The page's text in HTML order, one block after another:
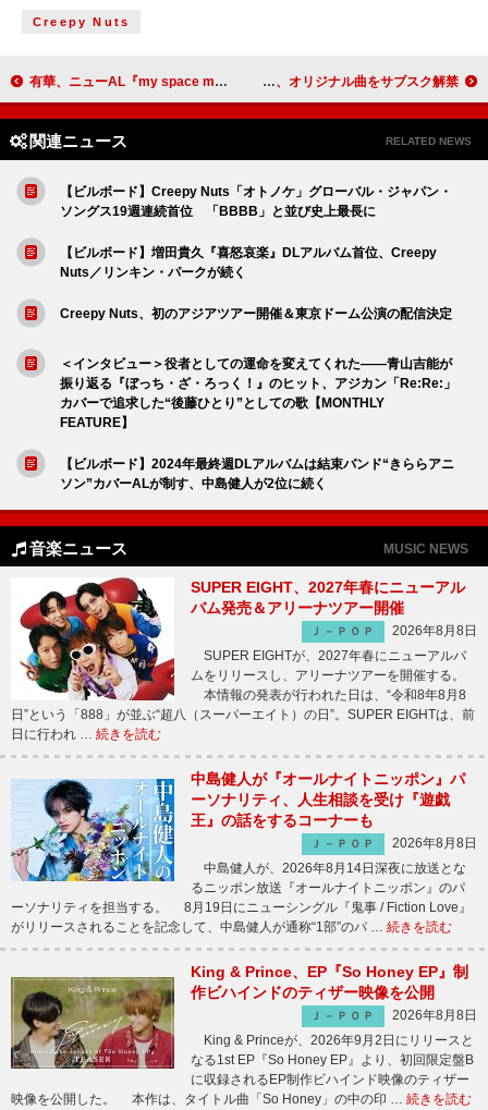
Creepy Nuts
有華、ニューAL『my space my time』より「またね」先行配信へ アイドルを卒業しアニソンシンガー目指す松下玲緒菜（元まねきケチャ）、オリジナル曲をサブスク解禁
関連ニュース RELATED NEWS
【ビルボード】Creepy Nuts「オトノケ」グローバル・ジャパン・
ソングス19週連続首位 「BBBB」と並び史上最長に
【ビルボード】増田貴久『喜怒哀楽』DLアルバム首位、Creepy
Nuts／リンキン・パークが続く
Creepy Nuts、初のアジアツアー開催＆東京ドーム公演の配信決定
＜インタビュー＞役者としての運命を変えてくれた――青山吉能が
振り返る『ぼっち・ざ・ろっく！』のヒット、アジカン「Re:Re:」
カバーで追求した“後藤ひとり”としての歌【MONTHLY
FEATURE】
【ビルボード】2024年最終週DLアルバムは結束バンド“きららアニ
ソン”カバーALが制す、中島健人が2位に続く
音楽ニュース MUSIC NEWS
SUPER EIGHT、2027年春にニューアル
バム発売＆アリーナツアー開催
Ｊ－ＰＯＰ
2026年8月8日
SUPER EIGHTが、2027年春にニューアルバ
ムをリリースし、アリーナツアーを開催する。
本情報の発表が行われた日は、“令和8年8月8
日”という「888」が並ぶ“超八（スーパーエイト）の日”。SUPER EIGHTは、前
日に行われ … 続きを読む
中島健人が『オールナイトニッポン』パ
ーソナリティ、人生相談を受け『遊戯
王』の話をするコーナーも
Ｊ－ＰＯＰ
2026年8月8日
中島健人が、2026年8月14日深夜に放送とな
るニッポン放送『オールナイトニッポン』のパ
ーソナリティを担当する。 8月19日にニューシングル『鬼事 / Fiction Love』
がリリースされることを記念して、中島健人が通称“1部”のパ … 続きを読む
King & Prince、EP『So Honey EP』制
作ビハインドのティザー映像を公開
Ｊ－ＰＯＰ
2026年8月8日
King & Princeが、2026年9月2日にリリースと
なる1st EP『So Honey EP』より、初回限定盤B
に収録されるEP制作ビハインド映像のティザー
映像を公開した。 本作は、タイトル曲「So Honey」の中の印 … 続きを読む